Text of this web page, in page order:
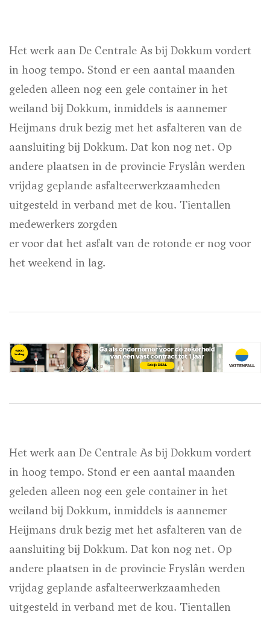
Het werk aan De Centrale As bij Dokkum vordert
in hoog tempo. Stond er een aantal maanden
geleden alleen nog een gele container in het
weiland bij Dokkum, inmiddels is aannemer
Heijmans druk bezig met het asfalteren van de
aansluiting bij Dokkum. Dat kon nog net. Op
andere plaatsen in de provincie Fryslân werden
vrijdag geplande asfalteerwerkzaamheden
uitgesteld in verband met de kou. Tientallen
medewerkers zorgden
er voor dat het asfalt van de rotonde er nog voor
het weekend in lag.
Het werk aan De Centrale As bij Dokkum vordert
in hoog tempo. Stond er een aantal maanden
geleden alleen nog een gele container in het
weiland bij Dokkum, inmiddels is aannemer
Heijmans druk bezig met het asfalteren van de
aansluiting bij Dokkum. Dat kon nog net. Op
andere plaatsen in de provincie Fryslân werden
vrijdag geplande asfalteerwerkzaamheden
uitgesteld in verband met de kou. Tientallen